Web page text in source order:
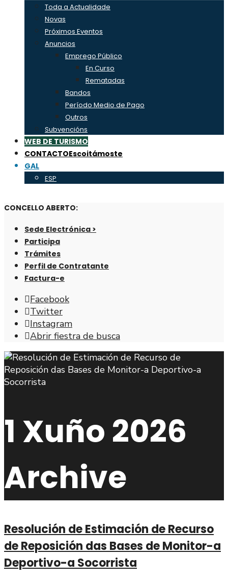
Toda a Actualidade
Novas
Próximos Eventos
Anuncios
Emprego Público
En Curso
Rematadas
Bandos
Período Medio de Pago
Outros
Subvencións
WEB DE TURISMO
CONTACTOEscoitámoste
GAL
ESP
CONCELLO ABERTO:
Sede Electrónica >
Participa
Trámites
Perfil de Contratante
Factura-e
Facebook
Twitter
Instagram
Abrir fiestra de busca
1 Xuño 2026
Archive
Resolución de Estimación de Recurso
de Reposición das Bases de Monitor-a
Deportivo-a Socorrista